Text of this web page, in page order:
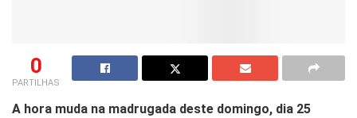
0
PARTILHAS
A hora muda na madrugada deste domingo, dia 25